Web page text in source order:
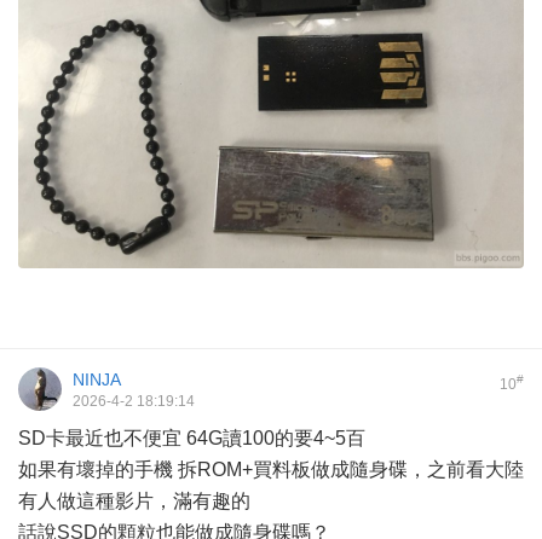
10#
NINJA
2026-4-2 18:19:14
SD卡最近也不便宜 64G讀100的要4~5百
如果有壞掉的手機 拆ROM+買料板做成隨身碟，之前看大陸
有人做這種影片，滿有趣的
話說SSD的顆粒也能做成隨身碟嗎？